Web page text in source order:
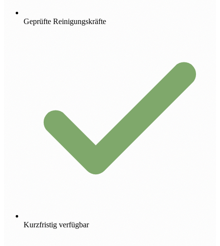
Geprüfte Reinigungskräfte
Kurzfristig verfügbar